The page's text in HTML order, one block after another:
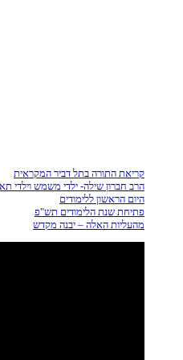
קריאת התורה בתל דביר המקראית
הרב חברון שילה- ילדי משמש וילדי
היום הראשון ללימודים
פתיחת שנת הלימודים תש"פ
מהעליות האלה – יבנה מקדש